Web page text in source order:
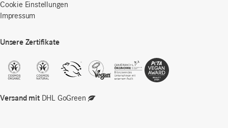
Cookie Einstellungen
Impressum
Unsere Zertifikate
Versand mitDHL GoGreen